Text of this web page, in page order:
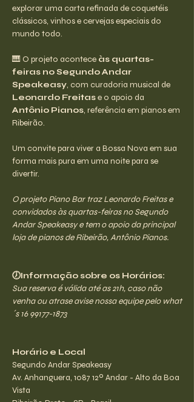
explorar uma carta refinada de coquetéis
clássicos, vinhos e cervejas especiais do
mundo todo.
🎹 O projeto acontece às quartas-
feiras no Segundo Andar
Speakeasy, com curadoria musical de
Leonardo Freitas e o apoio da
Antônio Pianos, referência em pianos em
Ribeirão.
Um convite para viver a Bossa Nova em sua
forma mais pura em uma noite para se
divertir.
O projeto Piano Bar traz Leonardo Freitas e
convidados às quartas-feiras no Segundo
Andar Speakeasy e tem o apoio da principal
loja de pianos de Ribeirão, Antônio Pianos.
🕖Informação sobre os Horários:
Sua reserva é válida até as 21h, caso não
venha ou atrase avise nossa equipe pelo what
´s 16 99177-1873
Horário e Local
Segundo Andar Speakeasy
Av. Anhanguera, 1087 12º Andar - Alto da Boa
Vista